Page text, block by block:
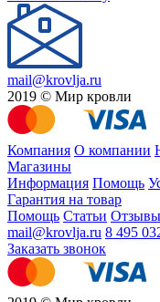
mail@krovlja.ru
2019 © Мир кровли
Компания О компании
Магазины
Информация Помощь
Гарантия на товар
Помощь Статьи Отзывы
mail@krovlja.ru 8 495
Заказать звонок